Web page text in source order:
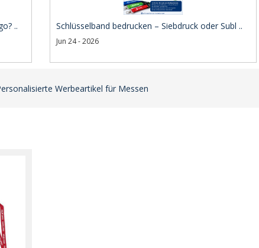
.. Schlüsselband bedrucken – Siebdruck oder Subl ..
Jun 24 - 2026
Werbeartikel für Messen